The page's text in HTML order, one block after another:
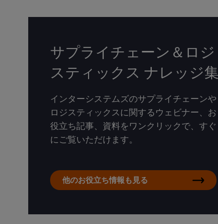
サプライチェーン＆ロジ
スティックス ナレッジ
インターシステムズのサプライチェーンや
ロジスティックスに関するウェビナー、お
役立ち記事、資料をワンクリックで、すぐ
にご覧いただけます。
他のお役立ち情報も見る